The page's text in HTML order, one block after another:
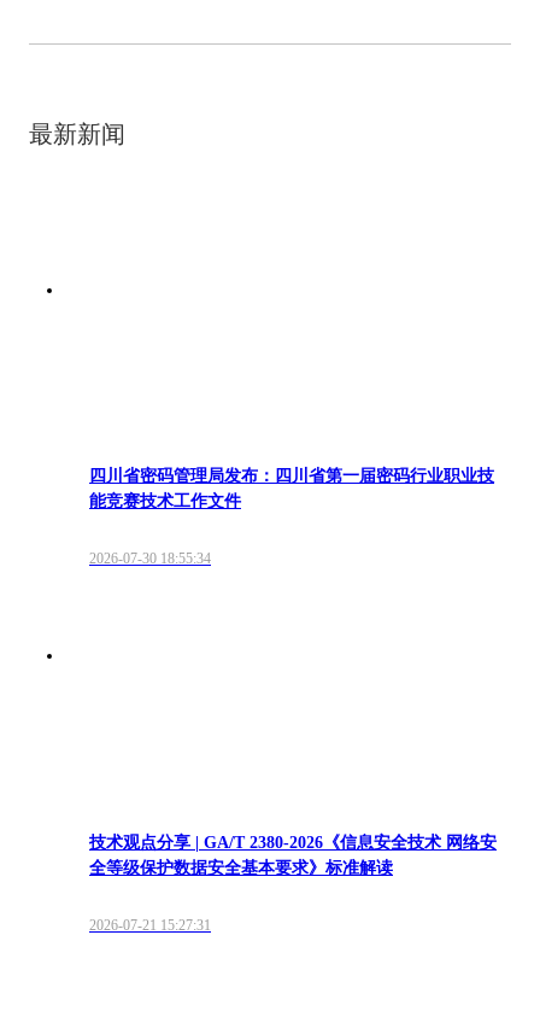
最新新闻
四川省密码管理局发布：四川省第一届密码行业职业技
能竞赛技术工作文件
2026-07-30 18:55:34
技术观点分享 | GA/T 2380-2026《信息安全技术 网络安
全等级保护数据安全基本要求》标准解读
2026-07-21 15:27:31